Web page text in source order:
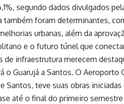
segundo dados divulgados
também foram determinantes,
urbanas, além da
e o futuro túnel que
de infraestrutura merecem
o Guarujá a Santos. O
Santos, teve suas obras
até o final do primeiro